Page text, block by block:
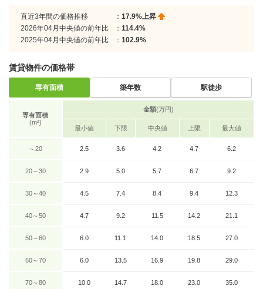
直近3年間の価格推移 ： 17.9%上昇
2026年04月中央値の前年比
： 114.4%
2025年04月中央値の前年比
： 102.9%
賃貸物件の価格帯
専有面積 築年数 駅徒歩
専有面積
(m²)
金額(万円)
最小値 下限 中央値 上限 最大値
～20 2.5 3.6 4.2 4.7 6.2
20～30 2.9 5.0 5.7 6.7 9.2
30～40 4.5 7.4 8.4 9.4 12.3
40～50 4.7 9.2 11.5 14.2 21.1
50～60 6.0 11.1 14.0 18.5 27.0
60～70 6.0 13.5 16.9 19.8 29.0
70～80 10.0 14.7 18.0 23.0 35.0